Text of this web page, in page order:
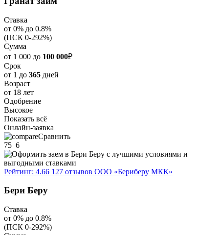
Ставка
от 0% до 0.8%
(ПСК 0-292%)
Сумма
от 1 000 до 100 000₽
Срок
от 1 до 365 дней
Возраст
от 18 лет
Одобрение
Высокое
Показать всё
Онлайн-заявка
Сравнить
75 6
Рейтинг: 4.66 127 отзывов ООО «Бериберу МКК»
Бери Беру
Ставка
от 0% до 0.8%
(ПСК 0-292%)